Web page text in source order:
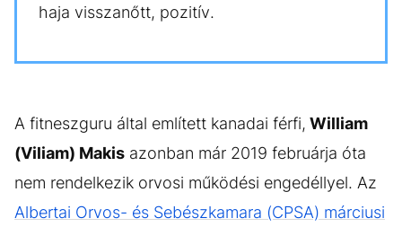
haja visszanőtt, pozitív.
A fitneszguru által említett kanadai férfi, William
(Viliam) Makis azonban már 2019 februárja óta
nem rendelkezik orvosi működési engedéllyel. Az
Albertai Orvos- és Sebészkamara (CPSA) márciusi